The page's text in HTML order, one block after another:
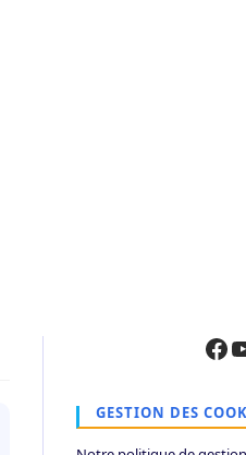
GESTION DES